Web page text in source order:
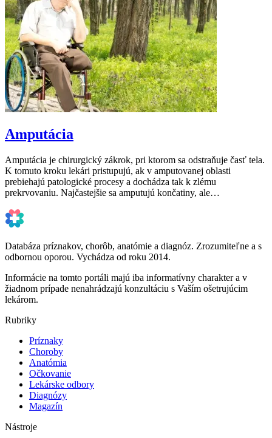
Amputácia
Amputácia je chirurgický zákrok, pri ktorom sa odstraňuje časť tela.
K tomuto kroku lekári pristupujú, ak v amputovanej oblasti
prebiehajú patologické procesy a dochádza tak k zlému
prekrvovaniu. Najčastejšie sa amputujú končatiny, ale…
Databáza príznakov, chorôb, anatómie a diagnóz. Zrozumiteľne a s
odbornou oporou. Vychádza od roku 2014.
Informácie na tomto portáli majú iba informatívny charakter a v
žiadnom prípade nenahrádzajú konzultáciu s Vaším ošetrujúcim
lekárom.
Rubriky
Príznaky
Choroby
Anatómia
Očkovanie
Lekárske odbory
Diagnózy
Magazín
Nástroje